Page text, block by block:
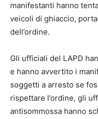
manifestanti hanno
veicoli di ghiaccio,
dell’ordine.
Gli ufficiali del LAPD
e hanno avvertito i
soggetti a arresto se
rispettare l’ordine, gli
antisommossa hanno